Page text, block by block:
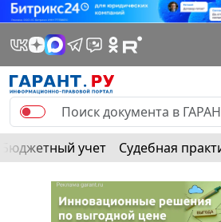
Бюджетный учет Судебная